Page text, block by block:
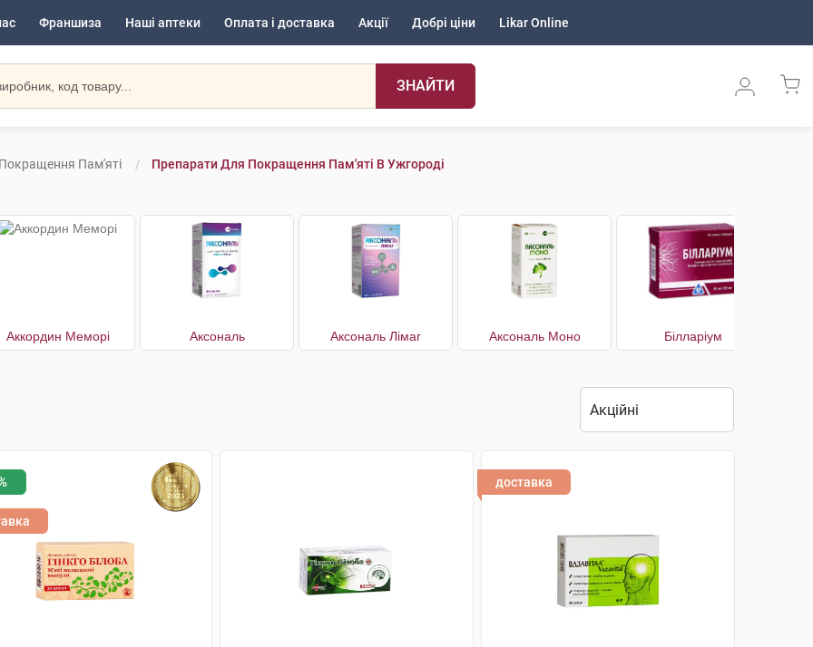
Франшиза Наші аптеки Оплата і доставка Акції Добрі ціни Likar Online
ЗНАЙТИ
Пам'яті Препарати Для Покращення Пам'яті В Ужгороді
Аккордин Меморі Аксональ Аксональ Лімаг Аксональ Моно Білларіум
доставка